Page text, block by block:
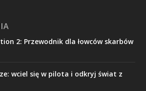
2: Przewodnik dla łowców skarbów
wciel się w pilota i odkryj świat z